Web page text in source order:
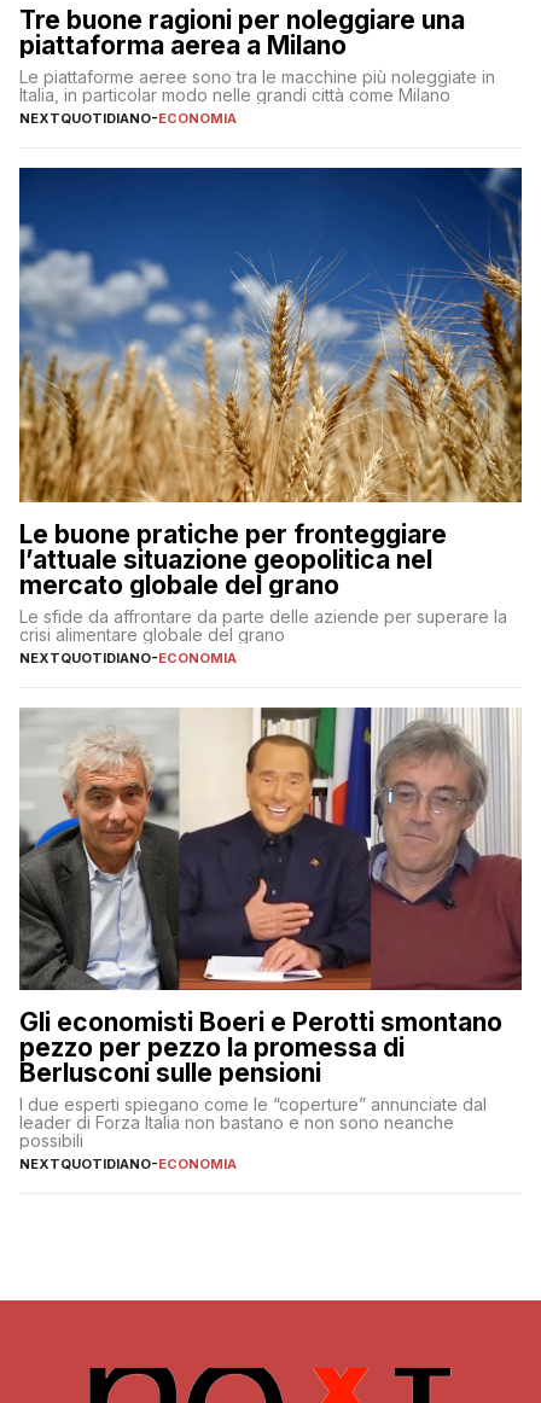
Tre buone ragioni per noleggiare una
piattaforma aerea a Milano
Le piattaforme aeree sono tra le macchine più noleggiate in
Italia, in particolar modo nelle grandi città come Milano
NEXTQUOTIDIANO-ECONOMIA
Le buone pratiche per fronteggiare
l’attuale situazione geopolitica nel
mercato globale del grano
Le sfide da affrontare da parte delle aziende per superare la
crisi alimentare globale del grano
NEXTQUOTIDIANO-ECONOMIA
Gli economisti Boeri e Perotti smontano
pezzo per pezzo la promessa di
Berlusconi sulle pensioni
I due esperti spiegano come le “coperture” annunciate dal
leader di Forza Italia non bastano e non sono neanche
possibili
NEXTQUOTIDIANO-ECONOMIA